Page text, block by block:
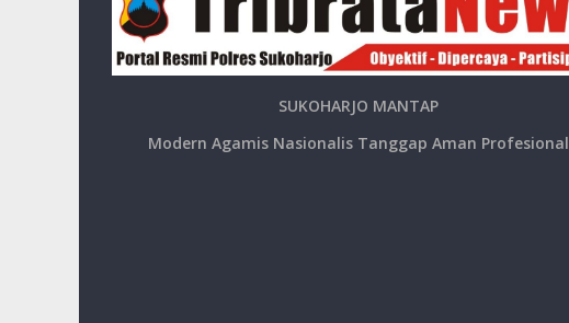
SUKOHARJO MANTAP
Modern Agamis Nasionalis Tanggap Aman Profesional